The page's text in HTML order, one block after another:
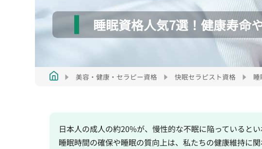
睡眠資格人気7選！健康寿命
美容・健康・セラピー資格 快眠セラピスト資格
日本人の成人の約20%が、慢性的な不眠に陥っているとい
睡眠時間の確保や睡眠の質向上は、私たちの健康維持に関